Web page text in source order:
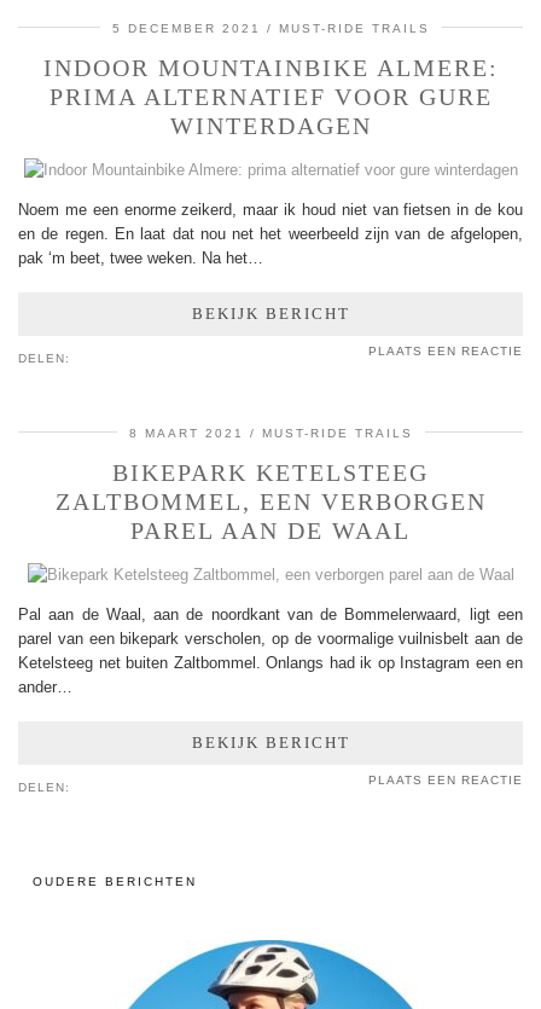
5 DECEMBER 2021 MUST-RIDE TRAILS
INDOOR MOUNTAINBIKE ALMERE:
PRIMA ALTERNATIEF VOOR GURE
WINTERDAGEN
Noem me een enorme zeikerd, maar ik houd niet van fietsen in de kou
en de regen. En laat dat nou net het weerbeeld zijn van de afgelopen,
pak ‘m beet, twee weken. Na het…
BEKIJK BERICHT
DELEN:
PLAATS EEN REACTIE
8 MAART 2021 MUST-RIDE TRAILS
BIKEPARK KETELSTEEG
ZALTBOMMEL, EEN VERBORGEN
PAREL AAN DE WAAL
Pal aan de Waal, aan de noordkant van de Bommelerwaard, ligt een
parel van een bikepark verscholen, op de voormalige vuilnisbelt aan de
Ketelsteeg net buiten Zaltbommel. Onlangs had ik op Instagram een en
ander…
BEKIJK BERICHT
DELEN:
PLAATS EEN REACTIE
OUDERE BERICHTEN